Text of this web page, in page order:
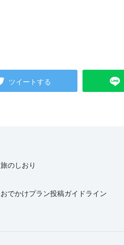
ツイートする
旅のしおり
おでかけプラン投稿ガイドライン